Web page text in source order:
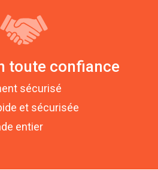
toute confiance
sécurisé
et sécurisée
entier